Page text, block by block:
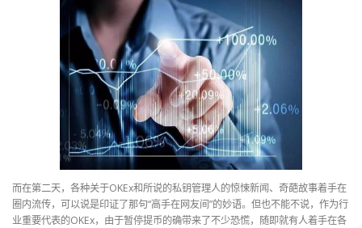
而在第二天，各种关于OKEx和所说的私钥管理人的惊悚新闻、奇葩故事着手在
圈内流传，可以说是印证了那句“高手在网友间”的妙语。但也不能不说，作为行
业重要代表的OKEx，由于暂停提币的确带来了不少恐慌，随即就有人着手在各